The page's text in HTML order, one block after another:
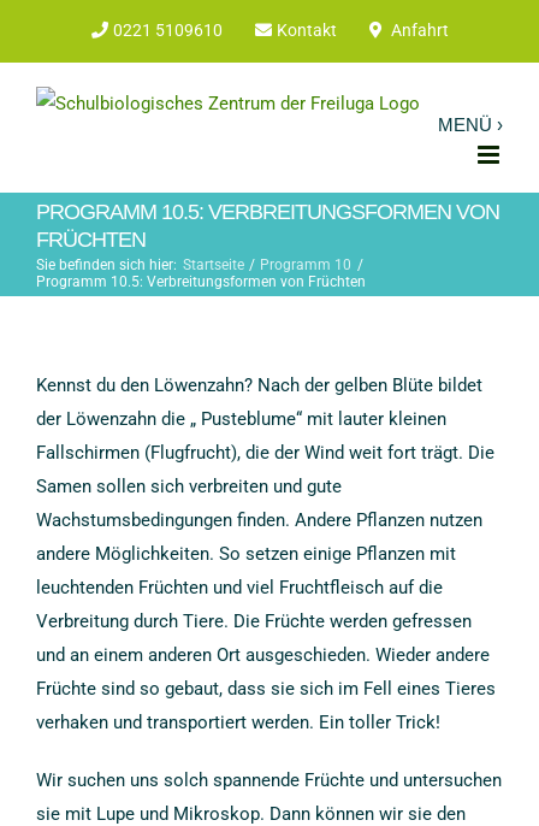
springen
0221 5109610 Kontakt Anfahrt
PROGRAMM 10.5: VERBREITUNGSFORMEN VON
FRÜCHTEN
Sie befinden sich hier: Startseite
Programm 10
Programm 10.5: Verbreitungsformen von Früchten
Kennst du den Löwenzahn? Nach der gelben Blüte bildet
der Löwenzahn die „ Pusteblume“ mit lauter kleinen
Fallschirmen (Flugfrucht), die der Wind weit fort trägt. Die
Samen sollen sich verbreiten und gute
Wachstumsbedingungen finden. Andere Pflanzen nutzen
andere Möglichkeiten. So setzen einige Pflanzen mit
leuchtenden Früchten und viel Fruchtfleisch auf die
Verbreitung durch Tiere. Die Früchte werden gefressen
und an einem anderen Ort ausgeschieden. Wieder andere
Früchte sind so gebaut, dass sie sich im Fell eines Tieres
verhaken und transportiert werden. Ein toller Trick!
Wir suchen uns solch spannende Früchte und untersuchen
sie mit Lupe und Mikroskop. Dann können wir sie den